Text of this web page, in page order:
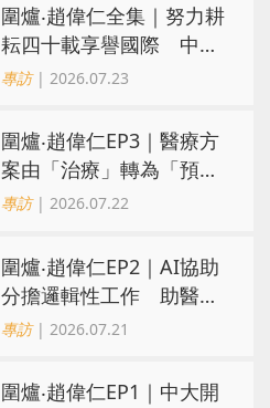
圍爐‧趙偉仁全集｜努力耕
耘四十載享譽國際 中大
醫學院致力醫療創科造福
專訪| 2026.07.23
圍爐‧趙偉仁EP3｜醫療方
案由「治療」轉為「預
防」 醫生須具備犧牲精神
專訪| 2026.07.22
圍爐‧趙偉仁EP2｜AI協助
分擔邏輯性工作 助醫生
回歸「人性化」展同理心
專訪| 2026.07.21
圍爐‧趙偉仁EP1｜中大開